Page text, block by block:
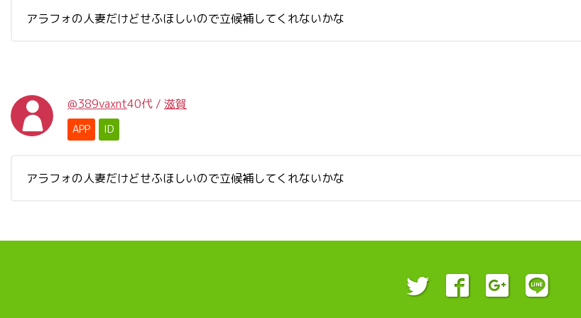
アラフォの人妻だけどせふほしいので立候補してくれないかな
@389vaxnt40代 / 滋賀
APP ID
アラフォの人妻だけどせふほしいので立候補してくれないかな